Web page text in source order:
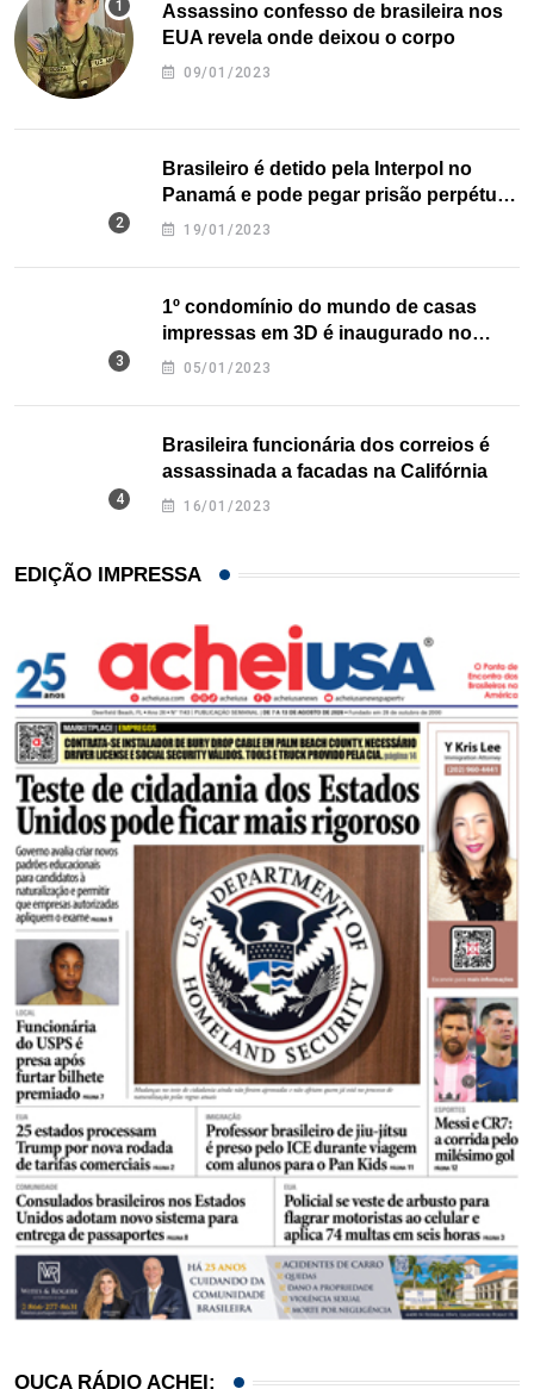
Assassino confesso de brasileira nos
EUA revela onde deixou o corpo
09/01/2023
Brasileiro é detido pela Interpol no
Panamá e pode pegar prisão perpétua
nos EUA
19/01/2023
1º condomínio do mundo de casas
impressas em 3D é inaugurado no
Texas
05/01/2023
Brasileira funcionária dos correios é
assassinada a facadas na Califórnia
16/01/2023
EDIÇÃO IMPRESSA
OUÇA RÁDIO ACHEI: